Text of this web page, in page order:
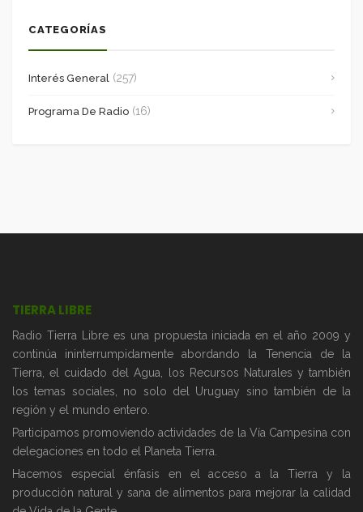
CATEGORÍAS
Interés General (257)
Programa De Radio (16)
TIERRA LIBRE
Radio Tierra Libre es una propuesta iniciada en el año 2009 y
continúa ininterrumpidamente abordando la Tenencia de la
Tierra, el cuidado del Agua, los Recursos Naturales y también
los temas sociales, no solo del Uruguay sino también de la
región y el mundo entero.
Participamos promoviendo actividades de la Vía Campesina con
delegaciones en todo el Planeta Tierra.
Hacemos especial énfasis en el acceso a la Tierra y la
producción natural y sana de alimentos para mejorar la calidad